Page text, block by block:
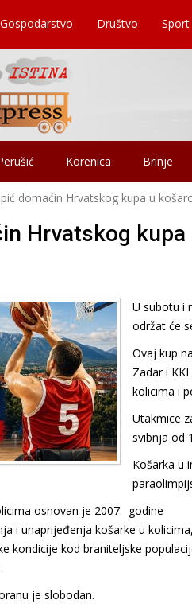
Gospodarstvo Društvo Sport
Korenica Brinje
domaćin Hrvatskog kupa u
Hrvatskog
U subotu i
održat će
Ovaj kup
Zadar i
kolicima i
Utakmice
svibnja od
Košarka u
osnovan je 2007. godine
i unaprijeđenja košarke u
kondicije kod braniteljske
je slobodan.